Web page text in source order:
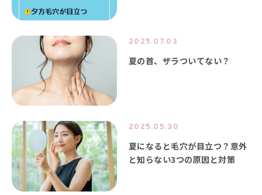
2025.07.03
夏の首、ザラついてない？
2025.05.30
夏になると毛穴が目立つ？意外
と知らない3つの原因と対策